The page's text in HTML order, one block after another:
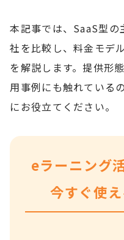
本記事では、SaaS型
社を比較し、料金モデ
を解説します。提供形
用事例にも触れている
にお役立てください。
eラーニング
今すぐ使